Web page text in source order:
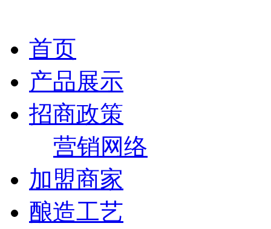
首页
产品展示
招商政策
营销网络
加盟商家
酿造工艺